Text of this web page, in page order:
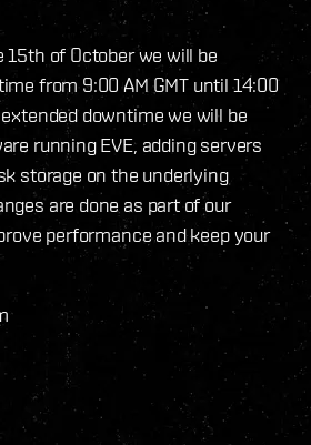
15th of October we will be
from 9:00 AM GMT until 14:00
extended downtime we will be
running EVE, adding servers
storage on the underlying
are done as part of our
performance and keep your